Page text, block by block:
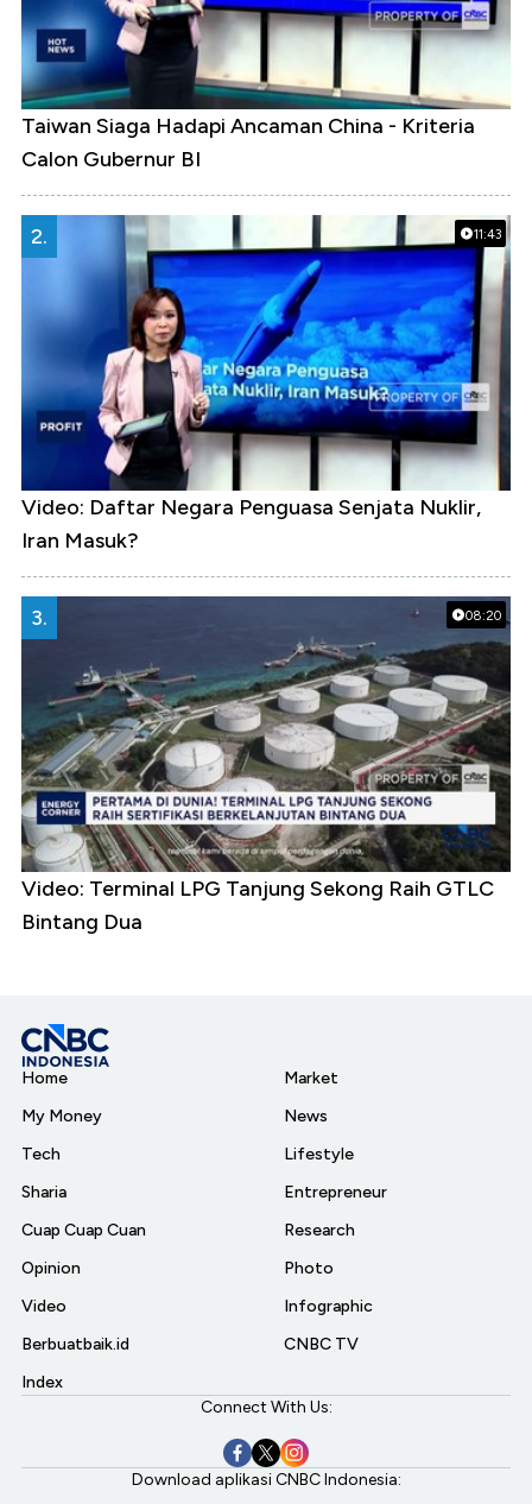
Taiwan Siaga Hadapi Ancaman China - Kriteria
Calon Gubernur BI
11:43
2.
Video: Daftar Negara Penguasa Senjata Nuklir,
Iran Masuk?
08:20
3.
Video: Terminal LPG Tanjung Sekong Raih GTLC
Bintang Dua
Home
My Money
Tech
Sharia
Cuap Cuap Cuan
Opinion
Video
Berbuatbaik.id
Index
Market
News
Lifestyle
Entrepreneur
Research
Photo
Infographic
CNBC TV
Connect With Us:
Download aplikasi CNBC Indonesia: